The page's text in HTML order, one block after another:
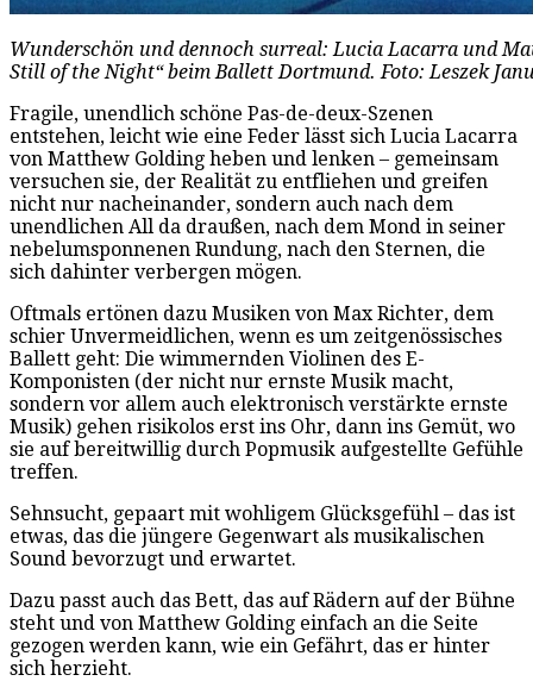
Wunderschön und dennoch surreal: Lucia Lacarra und
Still of the Night“ beim Ballett Dortmund. Foto: Leszek
Fragile, unendlich schöne Pas-de-deux-Szenen
entstehen, leicht wie eine Feder lässt sich Lucia Lacarra
von Matthew Golding heben und lenken – gemeinsam
versuchen sie, der Realität zu entfliehen und greifen
nicht nur nacheinander, sondern auch nach dem
unendlichen All da draußen, nach dem Mond in seiner
nebelumsponnenen Rundung, nach den Sternen, die
sich dahinter verbergen mögen.
Oftmals ertönen dazu Musiken von Max Richter, dem
schier Unvermeidlichen, wenn es um zeitgenössisches
Ballett geht: Die wimmernden Violinen des E-
Komponisten (der nicht nur ernste Musik macht,
sondern vor allem auch elektronisch verstärkte ernste
Musik) gehen risikolos erst ins Ohr, dann ins Gemüt, wo
sie auf bereitwillig durch Popmusik aufgestellte Gefühle
treffen.
Sehnsucht, gepaart mit wohligem Glücksgefühl – das ist
etwas, das die jüngere Gegenwart als musikalischen
Sound bevorzugt und erwartet.
Dazu passt auch das Bett, das auf Rädern auf der Bühne
steht und von Matthew Golding einfach an die Seite
gezogen werden kann, wie ein Gefährt, das er hinter
sich herzieht.